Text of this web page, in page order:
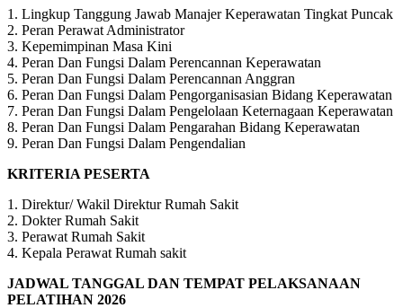
1. Lingkup Tanggung Jawab Manajer Keperawatan Tingkat Puncak
2. Peran Perawat Administrator
3. Kepemimpinan Masa Kini
4. Peran Dan Fungsi Dalam Perencannan Keperawatan
5. Peran Dan Fungsi Dalam Perencannan Anggran
6. Peran Dan Fungsi Dalam Pengorganisasian Bidang Keperawatan
7. Peran Dan Fungsi Dalam Pengelolaan Keternagaan Keperawatan
8. Peran Dan Fungsi Dalam Pengarahan Bidang Keperawatan
9. Peran Dan Fungsi Dalam Pengendalian
KRITERIA PESERTA
1. Direktur/ Wakil Direktur Rumah Sakit
2. Dokter Rumah Sakit
3. Perawat Rumah Sakit
4. Kepala Perawat Rumah sakit
JADWAL TANGGAL DAN TEMPAT PELAKSANAAN
PELATIHAN 2026